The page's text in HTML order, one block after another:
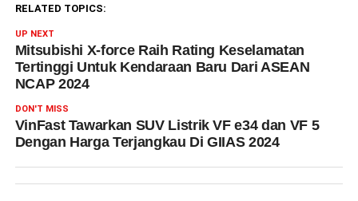
RELATED TOPICS:
UP NEXT
Mitsubishi X-force Raih Rating Keselamatan
Tertinggi Untuk Kendaraan Baru Dari ASEAN
NCAP 2024
DON'T MISS
VinFast Tawarkan SUV Listrik VF e34 dan VF 5
Dengan Harga Terjangkau Di GIIAS 2024